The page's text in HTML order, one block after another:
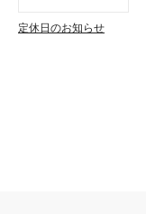
定休日のお知らせ